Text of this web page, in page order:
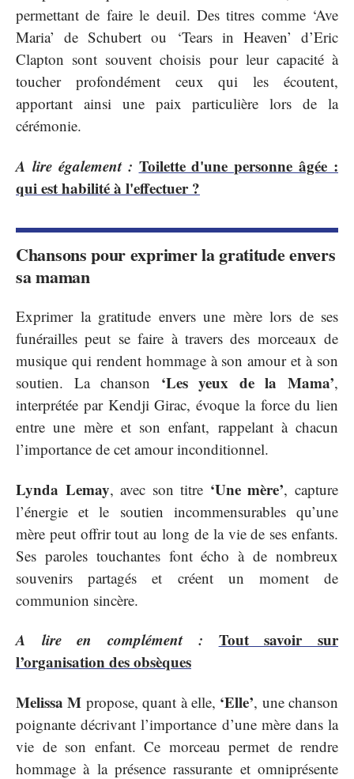
permettant de faire le deuil. Des titres comme ‘Ave
Maria’ de Schubert ou ‘Tears in Heaven’ d’Eric
Clapton sont souvent choisis pour leur capacité à
toucher profondément ceux qui les écoutent,
apportant ainsi une paix particulière lors de la
cérémonie.
A lire également : Toilette d'une personne âgée :
qui est habilité à l'effectuer ?
Chansons pour exprimer la gratitude envers
sa maman
Exprimer la gratitude envers une mère lors de ses
funérailles peut se faire à travers des morceaux de
musique qui rendent hommage à son amour et à son
soutien. La chanson ‘Les yeux de la Mama’,
interprétée par Kendji Girac, évoque la force du lien
entre une mère et son enfant, rappelant à chacun
l’importance de cet amour inconditionnel.
Lynda Lemay, avec son titre ‘Une mère’, capture
l’énergie et le soutien incommensurables qu’une
mère peut offrir tout au long de la vie de ses enfants.
Ses paroles touchantes font écho à de nombreux
souvenirs partagés et créent un moment de
communion sincère.
A lire en complément :
Tout savoir sur
l’organisation des obsèques
Melissa M propose, quant à elle, ‘Elle’, une chanson
poignante décrivant l’importance d’une mère dans la
vie de son enfant. Ce morceau permet de rendre
hommage à la présence rassurante et omniprésente